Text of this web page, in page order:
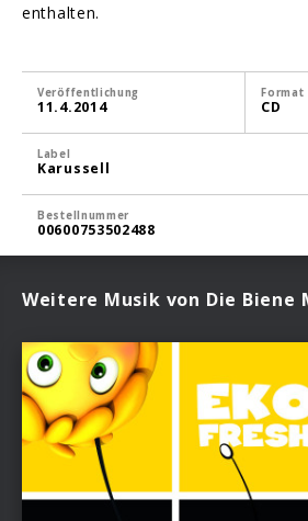
enthalten.
Veröffentlichung
11.4.2014
Format
CD
Label
Karussell
Bestellnummer
00600753502488
Weitere Musik von Die Biene